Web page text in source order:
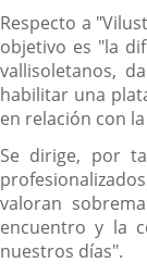
Respecto a
objetivo es "la
vallisoletanos,
habilitar una
en relación con
Se dirige, por
valoran
encuentro y la
nuestros días".